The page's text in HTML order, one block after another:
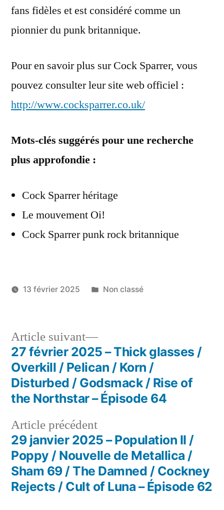
fans fidèles et est considéré comme un
pionnier du punk britannique.
Pour en savoir plus sur Cock Sparrer, vous
pouvez consulter leur site web officiel :
http://www.cocksparrer.co.uk/
Mots-clés suggérés pour une recherche
plus approfondie :
Cock Sparrer héritage
Le mouvement Oi!
Cock Sparrer punk rock britannique
13 février 2025
Publié
Non classé
Navigation
de
l'article
Article précédentArticle
précédent :
29 janvier 2025 – Population II /
Poppy / Nouvelle de Metallica /
Sham 69 / The Damned / Cockney
Rejects / Cult of Luna – Épisode 62
Article suivant
Article
Suivant :
27 février 2025 – Thick glasses /
Overkill / Pelican / Korn /
Disturbed / Godsmack / Rise of
the Northstar – Épisode 64